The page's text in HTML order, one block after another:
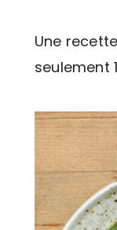
Une
seulement